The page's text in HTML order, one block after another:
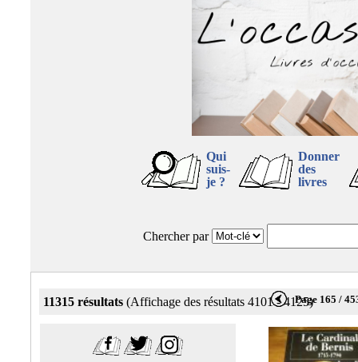
Qui
suis-
je ?
Donner
des
livres
Chercher par
11315 résultats (Affichage des résultats 4101 - 4125)Page 165 /